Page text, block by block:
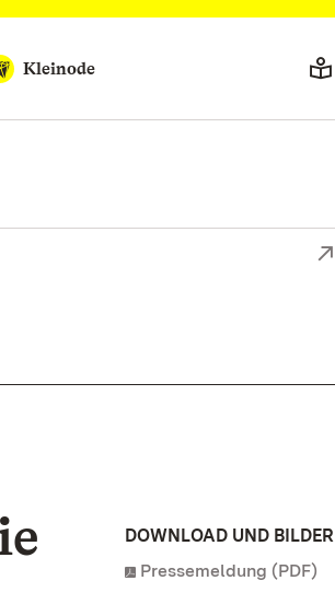
Kleinode
DOWNLOAD UND BILDER
Pressemeldung (PDF)